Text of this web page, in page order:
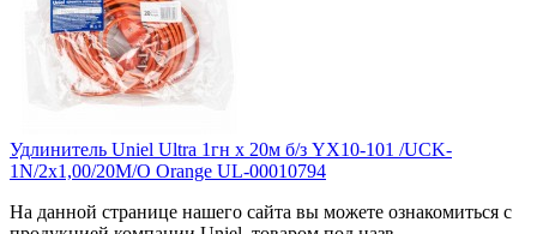
Удлинитель Uniel Ultra 1гн х 20м б/з YX10-101 /UCK-
1N/2x1,00/20M/O Orange UL-00010794
На данной странице нашего сайта вы можете ознакомиться с